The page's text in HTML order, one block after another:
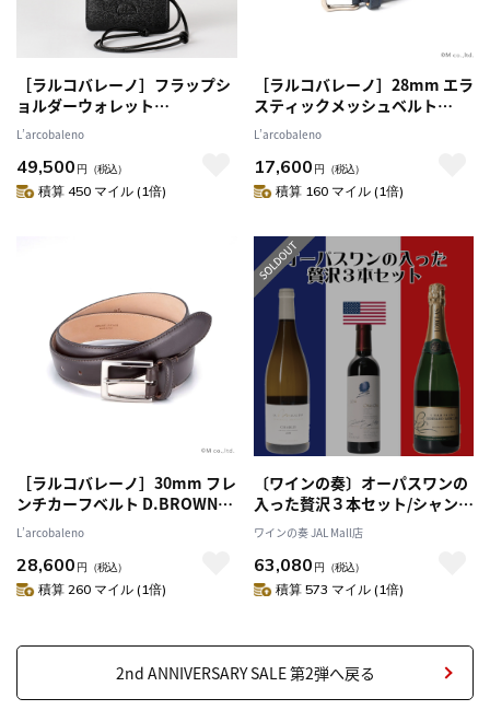
［ラルコバレーノ］フラップシ
ョルダーウォレット
BLACK*GRAY
L’arcobaleno
49,500 円 （税込）
積算 450 マイル (1倍)
［ラルコバレーノ］28mm エラ
スティックメッシュベルト
NAVY L
L’arcobaleno
17,600 円 （税込）
積算 160 マイル (1倍)
［ラルコバレーノ］30mm フレ
ンチカーフベルト D.BROWN
90
L’arcobaleno
28,600 円 （税込）
積算 260 マイル (1倍)
〔ワインの奏〕オーパスワンの
入った贅沢３本セット/シャンパ
ーニュ＆シャブリ＆オーパス・
ワン/【ベルナール・ロンクラス
ブラン・ド・ブラン NV】【ド
メーヌ・ド・ラ・ムリエール
ワインの奏 JAL Mall店
63,080 円 （税込）
積算 573 マイル (1倍)
2nd ANNIVERSARY SALE 第2弾へ戻る